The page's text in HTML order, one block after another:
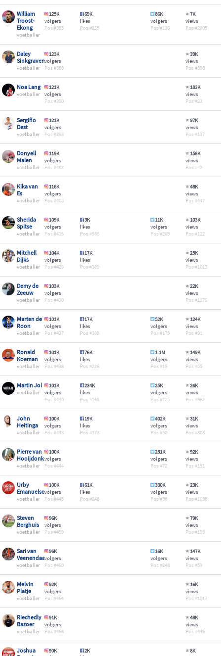
William
Troost-
Ekong
voetballer
125K
volgers
385
69K
likes
235
86K
volgers
136
7K
views
2805
Daley
Sinkgraven
voetballer
123K
volgers
389
39K
views
598
Noa Lang
voetballer
121K
volgers
390
183K
views
23
Sergiño
Dest
voetballer
121K
volgers
393
97K
views
137
Donyell
Malen
voetballer
119K
volgers
402
158K
views
42
Kika van
Es
voetballer
116K
volgers
405
48K
views
447
Sherida
Spitse
voetballer
109K
volgers
416
3K
likes
556
11K
volgers
269
103K
views
122
Mitchell
Dijks
voetballer
104K
volgers
426
17K
likes
389
25K
views
1013
Demy de
Zeeuw
voetballer
103K
volgers
430
22K
views
1176
Marten de
Roon
voetballer
101K
volgers
437
17K
likes
388
52K
volgers
175
124K
views
91
Ronald
Koeman
voetballer
101K
volgers
438
76K
likes
228
1.1M
volgers
19
149K
views
55
Martin Jol
voetballer
101K
volgers
440
234K
likes
161
25K
volgers
225
26K
views
962
John
Heitinga
voetballer
100K
volgers
443
19K
likes
373
402K
volgers
50
31K
views
803
Pierre van
Hooijdonk
voetballer
100K
volgers
444
251K
volgers
72
92K
views
151
Urby
Emanuelson
voetballer
100K
volgers
445
61K
likes
248
330K
volgers
58
23K
views
1098
Steven
Berghuis
voetballer
96K
volgers
459
79K
views
199
Sari van
Veenendaal
voetballer
96K
volgers
460
16K
volgers
248
147K
views
59
Melvin
Platje
voetballer
92K
volgers
464
16K
views
1517
Riechedly
Bazoer
voetballer
91K
volgers
468
48K
views
446
Joshua
90K
2K
8K